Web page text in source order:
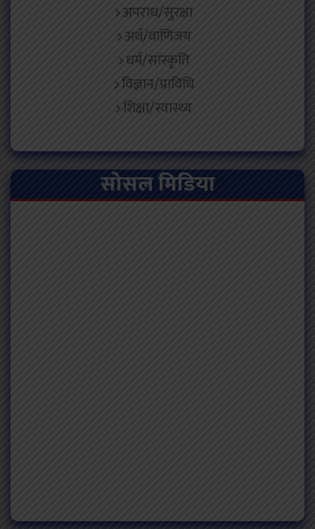
अपराध/सुरक्षा
अर्थ/वाणिजय
धर्म/सांस्कृति
विज्ञान/प्राविधि
शिक्षा/स्वास्थ्य
सोसल मिडिया